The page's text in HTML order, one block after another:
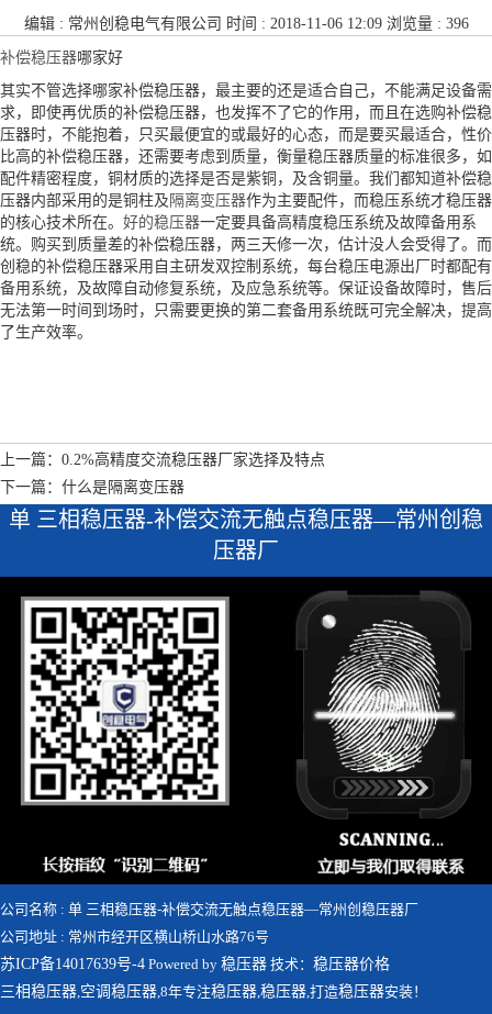
编辑 : 常州创稳电气有限公司 时间 : 2018-11-06 12:09 浏览量 : 396
补偿稳压器哪家好
其实不管选择哪家补偿稳压器，最主要的还是适合自己，不能满足设备需
求，即使再优质的补偿稳压器，也发挥不了它的作用，而且在选购补偿稳
压器时，不能抱着，只买最便宜的或最好的心态，而是要买最适合，性价
比高的补偿稳压器，还需要考虑到质量，衡量稳压器质量的标准很多，如
配件精密程度，铜材质的选择是否是紫铜，及含铜量。我们都知道补偿稳
压器内部采用的是铜柱及 隔离变压器作为主要配件，而稳压系统才稳压器
的核心技术所在。 好的稳压器一定要具备高精度稳压系统及故障备用系
统。购买到质量差的补偿稳压器，两三天修一次，估计没人会受得了。而
创稳的补偿稳压器采用自主研发双控制系统，每台稳压电源出厂时都配有
备用系统，及故障自动修复系统，及应急系统等。保证设备故障时，售后
无法第一时间到场时，只需要更换的第二套备用系统既可完全解决，提高
了生产效率。
上一篇：0.2%高精度交流稳压器厂家选择及特点
下一篇：什么是隔离变压器
单 三相稳压器-补偿交流无触点稳压器—常州创稳
压器厂
公司名称 : 单 三相稳压器-补偿交流无触点稳压器—常州创稳压器厂
公司地址 : 常州市经开区横山桥山水路76号
苏ICP备14017639号-4 Powered by 稳压器 技术： 稳压器价格
三相稳压器 空调稳压器 ,8年专注稳压器 稳压器 ,打造稳压器安装！